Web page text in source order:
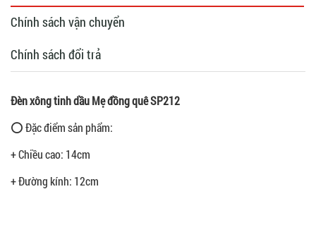
Chính sách vận chuyển
Chính sách đổi trả
Đèn xông tinh dầu Mẹ đồng quê SP212
⭕ Đặc điểm sản phẩm:
+ Chiều cao: 14cm
+ Đường kính: 12cm